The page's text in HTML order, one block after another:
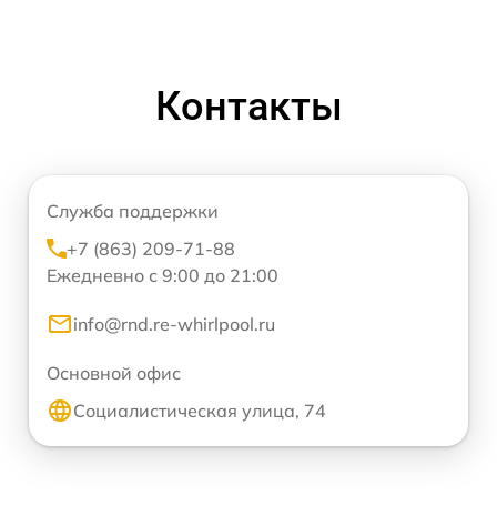
Контакты
Служба поддержки
+7 (863) 209-71-88
Ежедневно с 9:00 до 21:00
info@rnd.re-whirlpool.ru
Основной офис
Социалистическая улица, 74